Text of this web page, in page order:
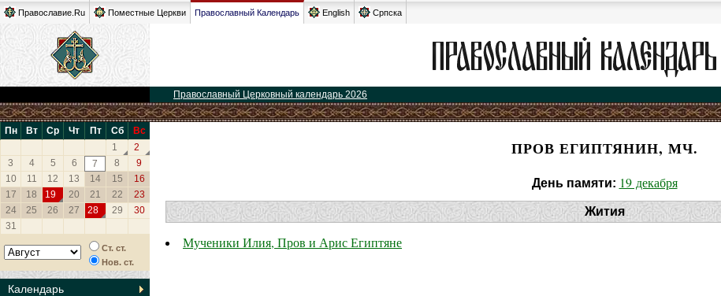
Православие.Ru Поместные Церкви Православный Календарь English Српска
Православный Церковный календарь 2026
Пн Вт Ср Чт Пт Сб
Вс
1
2
3
4 5 6 7 8
9
10
11 12 13 14 15
16
17
18 19 20 21 22
23
24
25 26 27 28 29
30
31
Ст. ст.
Нов. ст.
Календарь
ПРОВ ЕГИПТЯНИН, МЧ.
День памяти: 19 декабря
Жития
Мученики Илия, Пров и Арис Египтяне